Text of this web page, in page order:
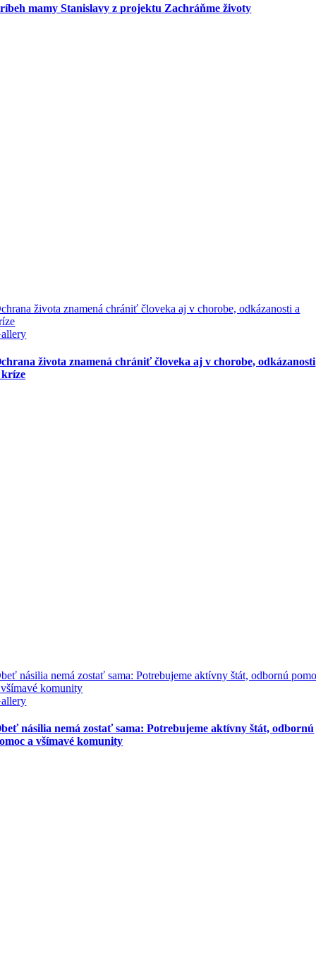
mamy Stanislavy z projektu Zachráňme životy
života znamená chrániť človeka aj v chorobe, odkázanosti a
života znamená chrániť človeka aj v chorobe, odkázanosti
kríze
násilia nemá zostať sama: Potrebujeme aktívny štát, odbornú
komunity
násilia nemá zostať sama: Potrebujeme aktívny štát, odbornú
a všímavé komunity